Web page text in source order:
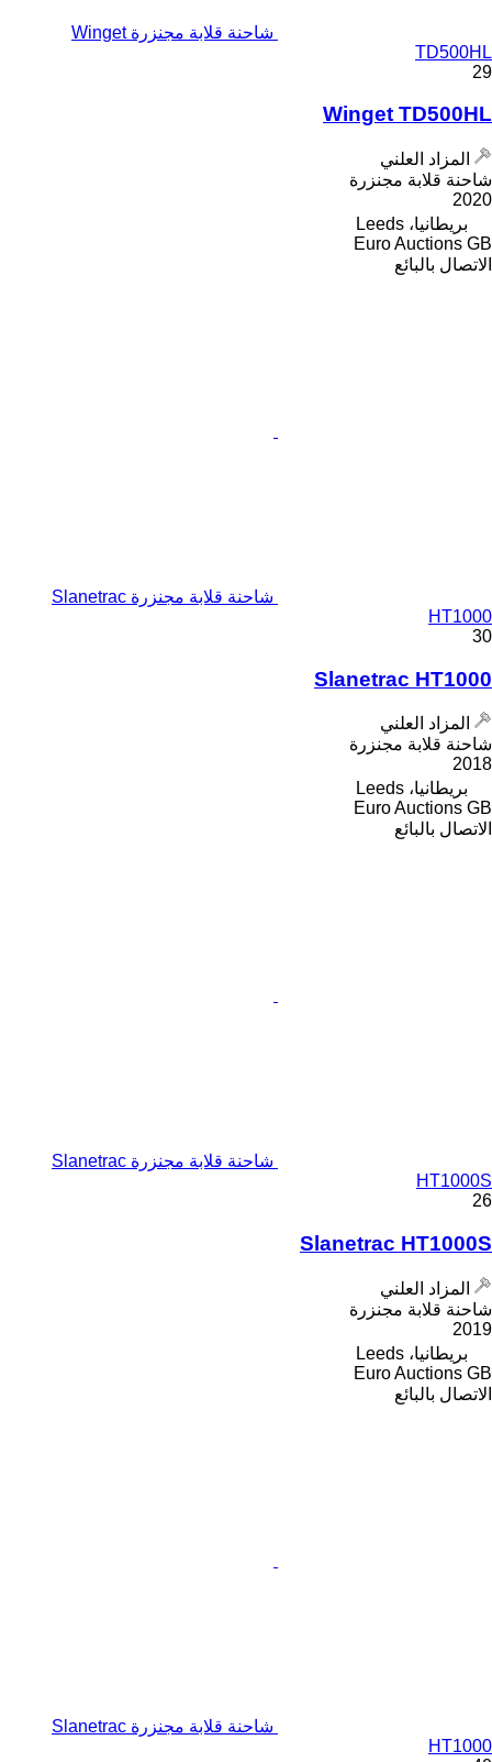
شاحنة قلابة مجنزرة Winget
TD500HL
29
Winget TD500HL
المزاد العلني
شاحنة قلابة مجنزرة
2020
بريطانيا، Leeds
Euro Auctions GB
الاتصال بالبائع
شاحنة قلابة مجنزرة Slanetrac
HT1000
30
Slanetrac HT1000
المزاد العلني
شاحنة قلابة مجنزرة
2018
بريطانيا، Leeds
Euro Auctions GB
الاتصال بالبائع
شاحنة قلابة مجنزرة Slanetrac
HT1000S
26
Slanetrac HT1000S
المزاد العلني
شاحنة قلابة مجنزرة
2019
بريطانيا، Leeds
Euro Auctions GB
الاتصال بالبائع
شاحنة قلابة مجنزرة Slanetrac
HT1000